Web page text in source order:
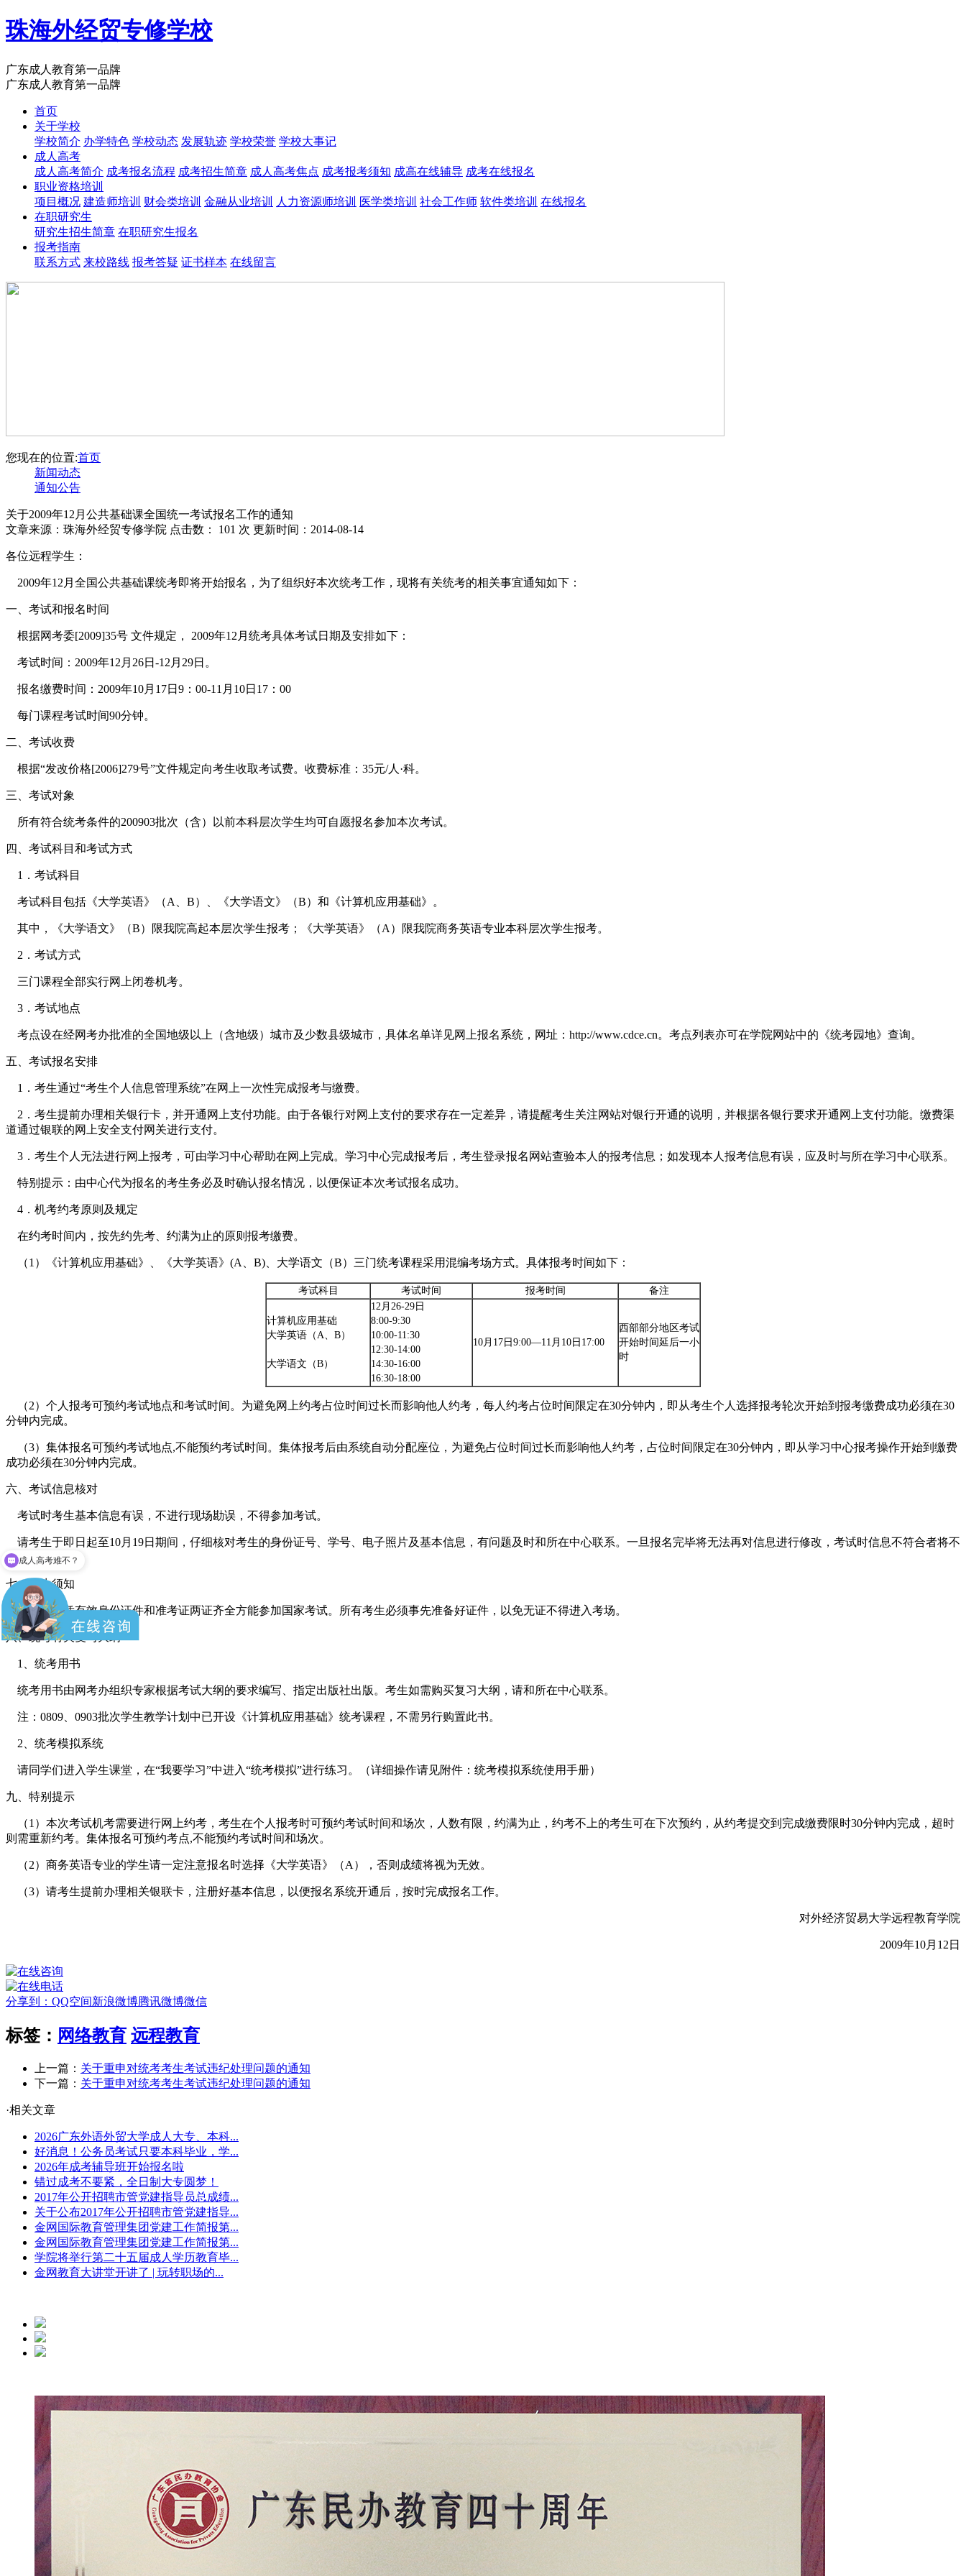
珠海外经贸专修学校
广东成人教育第一品牌
广东成人教育第一品牌
首页
关于学校
学校简介 办学特色 学校动态 发展轨迹 学校荣誉 学校大事记
成人高考
成人高考简介 成考报名流程 成考招生简章 成人高考焦点 成考报考须知 成高在线辅导 成考在线报名
职业资格培训
项目概况 建造师培训 财会类培训 金融从业培训 人力资源师培训 医学类培训 社会工作师 软件类培训 在线报名
在职研究生
研究生招生简章 在职研究生报名
报考指南
联系方式 来校路线 报考答疑 证书样本 在线留言
您现在的位置:首页
新闻动态
通知公告
关于2009年12月公共基础课全国统一考试报名工作的通知
文章来源：珠海外经贸专修学院 点击数： 101 次 更新时间：2014-08-14
各位远程学生：
2009年12月全国公共基础课统考即将开始报名，为了组织好本次统考工作，现将有关统考的相关事宜通知如下：
一、考试和报名时间
根据网考委[2009]35号 文件规定， 2009年12月统考具体考试日期及安排如下：
考试时间：2009年12月26日-12月29日。
报名缴费时间：2009年10月17日9：00-11月10日17：00
每门课程考试时间90分钟。
二、考试收费
根据“发改价格[2006]279号”文件规定向考生收取考试费。收费标准：35元/人·科。
三、考试对象
所有符合统考条件的200903批次（含）以前本科层次学生均可自愿报名参加本次考试。
四、考试科目和考试方式
1．考试科目
考试科目包括《大学英语》（A、B）、《大学语文》（B）和《计算机应用基础》。
其中，《大学语文》（B）限我院高起本层次学生报考；《大学英语》（A）限我院商务英语专业本科层次学生报考。
2．考试方式
三门课程全部实行网上闭卷机考。
3．考试地点
考点设在经网考办批准的全国地级以上（含地级）城市及少数县级城市，具体名单详见网上报名系统，网址：http://www.cdce.cn。考点列表亦可在学院网站中的《统考园地》查询。
五、考试报名安排
1．考生通过“考生个人信息管理系统”在网上一次性完成报考与缴费。
2．考生提前办理相关银行卡，并开通网上支付功能。由于各银行对网上支付的要求存在一定差异，请提醒考生关注网站对银行开通的说明，并根据各银行要求开通网上支付功能。缴费渠
道通过银联的网上安全支付网关进行支付。
3．考生个人无法进行网上报考，可由学习中心帮助在网上完成。学习中心完成报考后，考生登录报名网站查验本人的报考信息；如发现本人报考信息有误，应及时与所在学习中心联系。
特别提示：由中心代为报名的考生务必及时确认报名情况，以便保证本次考试报名成功。
4．机考约考原则及规定
在约考时间内，按先约先考、约满为止的原则报考缴费。
（1）《计算机应用基础》、《大学英语》(A、B)、大学语文（B）三门统考课程采用混编考场方式。具体报考时间如下：
考试科目 考试时间 报考时间 备注
计算机应用基础
大学英语（A、B）
大学语文（B）
12月26-29日
8:00-9:30
10:00-11:30
12:30-14:00
14:30-16:00
16:30-18:00
10月17日 9:00—11月10日 17:00
西部部分地区考试
开始时间延后一小
时
（2）个人报考可预约考试地点和考试时间。为避免网上约考占位时间过长而影响他人约考，每人约考占位时间限定在30分钟内，即从考生个人选择报考轮次开始到报考缴费成功必须在30
分钟内完成。
（3）集体报名可预约考试地点,不能预约考试时间。集体报考后由系统自动分配座位，为避免占位时间过长而影响他人约考，占位时间限定在30分钟内，即从学习中心报考操作开始到缴费
成功必须在30分钟内完成。
六、考试信息核对
考试时考生基本信息有误，不进行现场勘误，不得参加考试。
请考生于即日起至10月19日期间，仔细核对考生的身份证号、学号、电子照片及基本信息，有问题及时和所在中心联系。一旦报名完毕将无法再对信息进行修改，考试时信息不符合者将不
得参加考试。
七、考生须知
考生必须凭有效身份证件和准考证两证齐全方能参加国家考试。所有考生必须事先准备好证件，以免无证不得进入考场。
八、统考有关复习大纲
1、统考用书
统考用书由网考办组织专家根据考试大纲的要求编写、指定出版社出版。考生如需购买复习大纲，请和所在中心联系。
注：0809、0903批次学生教学计划中已开设《计算机应用基础》统考课程，不需另行购置此书。
2、统考模拟系统
请同学们进入学生课堂，在“我要学习”中进入“统考模拟”进行练习。（详细操作请见附件：统考模拟系统使用手册）
九、特别提示
（1）本次考试机考需要进行网上约考，考生在个人报考时可预约考试时间和场次，人数有限，约满为止，约考不上的考生可在下次预约，从约考提交到完成缴费限时30分钟内完成，超时
则需重新约考。集体报名可预约考点,不能预约考试时间和场次。
（2）商务英语专业的学生请一定注意报名时选择《大学英语》（A），否则成绩将视为无效。
（3）请考生提前办理相关银联卡，注册好基本信息，以便报名系统开通后，按时完成报名工作。
对外经济贸易大学远程教育学院
2009年10月12日
分享到： QQ空间新浪微博腾讯微博微信
标签： 网络教育 远程教育
上一篇： 关于重申对统考考生考试违纪处理问题的通知
下一篇： 关于重申对统考考生考试违纪处理问题的通知
·相关文章
2026广东外语外贸大学成人大专、本科...
好消息！公务员考试只要本科毕业，学...
2026年成考辅导班开始报名啦
错过成考不要紧，全日制大专圆梦！
2017年公开招聘市管党建指导员总成绩...
关于公布2017年公开招聘市管党建指导...
金网国际教育管理集团党建工作简报第...
金网国际教育管理集团党建工作简报第...
学院将举行第二十五届成人学历教育毕...
金网教育大讲堂开讲了 | 玩转职场的...
成人高考难不？